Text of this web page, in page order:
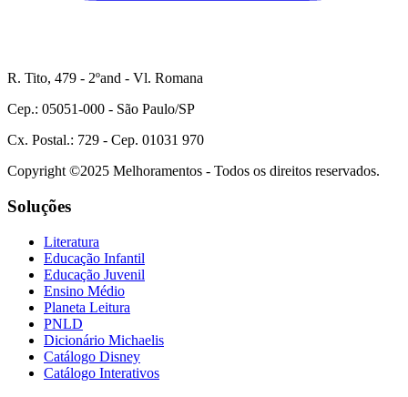
R. Tito, 479 - 2ºand - Vl. Romana
Cep.: 05051-000 - São Paulo/SP
Cx. Postal.: 729 - Cep. 01031 970
Copyright ©2025 Melhoramentos - Todos os direitos reservados.
Soluções
Literatura
Educação Infantil
Educação Juvenil
Ensino Médio
Planeta Leitura
PNLD
Dicionário Michaelis
Catálogo Disney
Catálogo Interativos